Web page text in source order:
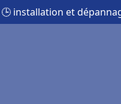
🕒 installation et